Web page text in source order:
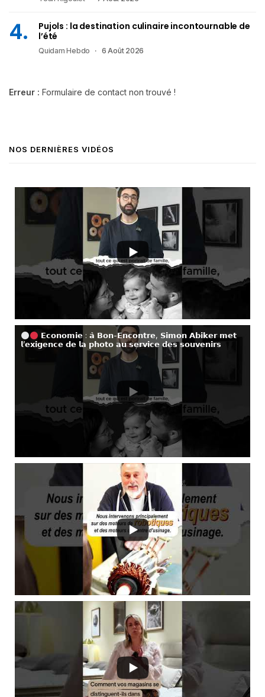
Pujols : la destination culinaire incontournable de
l’été
Quidam Hebdo 6 Août 2026
Erreur : Formulaire de contact non trouvé !
NOS DERNIÈRES VIDÉOS
𝗘𝗰𝗼𝗻𝗼𝗺𝗶𝗲 : 𝗮̀ 𝗕𝗼𝗻-𝗘𝗻𝗰𝗼𝗻𝘁𝗿𝗲, 𝗦𝗶𝗺𝗼𝗻 𝗔𝗯𝗶𝗸𝗲𝗿 𝗺𝗲𝘁
𝗹’𝗲𝘅𝗶𝗴𝗲𝗻𝗰𝗲 𝗱𝗲 𝗹𝗮 𝗽𝗵𝗼𝘁𝗼 𝗮𝘂 𝘀𝗲𝗿𝘃𝗶𝗰𝗲 𝗱𝗲𝘀 𝘀𝗼𝘂𝘃𝗲𝗻𝗶𝗿𝘀